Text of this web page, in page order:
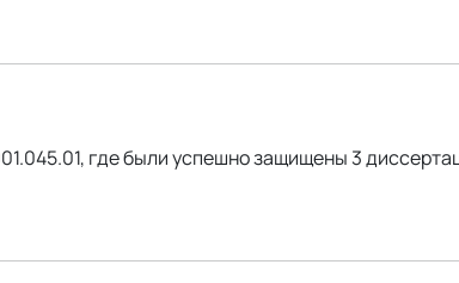
где были успешно защищены 3